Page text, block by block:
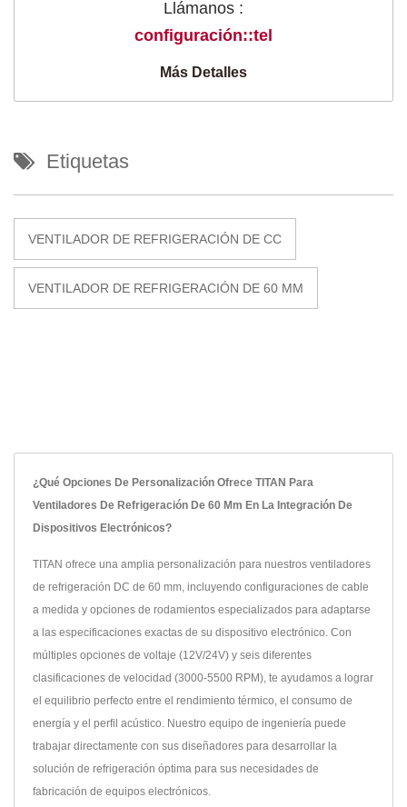
Llámanos :
configuración::tel
Más Detalles
Etiquetas
VENTILADOR DE REFRIGERACIÓN DE CC
VENTILADOR DE REFRIGERACIÓN DE 60 MM
¿Qué Opciones De Personalización Ofrece TITAN Para
Ventiladores De Refrigeración De 60 Mm En La Integración De
Dispositivos Electrónicos?
TITAN ofrece una amplia personalización para nuestros ventiladores
de refrigeración DC de 60 mm, incluyendo configuraciones de cable
a medida y opciones de rodamientos especializados para adaptarse
a las especificaciones exactas de su dispositivo electrónico. Con
múltiples opciones de voltaje (12V/24V) y seis diferentes
clasificaciones de velocidad (3000-5500 RPM), te ayudamos a lograr
el equilibrio perfecto entre el rendimiento térmico, el consumo de
energía y el perfil acústico. Nuestro equipo de ingeniería puede
trabajar directamente con sus diseñadores para desarrollar la
solución de refrigeración óptima para sus necesidades de
fabricación de equipos electrónicos.